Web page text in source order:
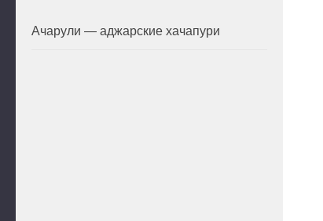
Ачарули — аджарские хачапури